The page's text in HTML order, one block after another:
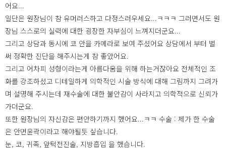
어요...
일단은 원장님이 참 유머러스하고 다정스러우세요...ㅋㅋㅋ 그러면서도 원
장님 스스로의 실력에 대한 굉장한 자부심이 느껴지더군요...
그리고 상담과 동시에 코 안을 카메라로 보여 주셨어요 상담에서 부터 벌
써 정확한 진단을 해주시는게 참 좋았어요.
그리고 어차피 성형이라는게 아름다움을 위해 하는거잖아요 전체적인 조
화를 강조하셨고 디테일하게 의학적인 시술 방식에 대해 그림까지 그려가
며 설명해 주시는데 재수술에 대한 불안감이 사라지고 의학적으로 신뢰가
가더군요.
또한 원장님의 자신감은 편안하기까지 했어요...ㅋㅋ 수술 : 제가 한 수술
은 안면윤곽이라고 해야될듯 싶습니다.
눈, 코, 귀족, 앞턱전진술, 지방흡입 을 했습니다.